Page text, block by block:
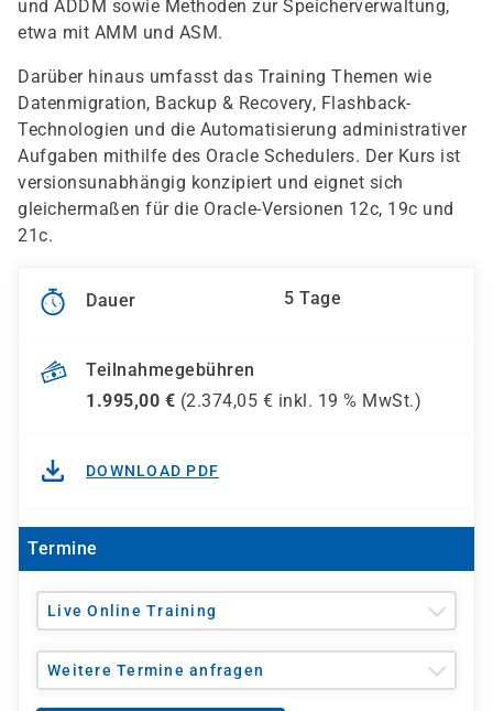
und ADDM sowie Methoden zur Speicherverwaltung,
etwa mit AMM und ASM.
Darüber hinaus umfasst das Training Themen wie
Datenmigration, Backup & Recovery, Flashback-
Technologien und die Automatisierung administrativer
Aufgaben mithilfe des Oracle Schedulers. Der Kurs ist
versionsunabhängig konzipiert und eignet sich
gleichermaßen für die Oracle-Versionen 12c, 19c und
21c.
Dauer 5 Tage
Teilnahmegebühren
1.995,00 € (2.374,05 € inkl. 19 % MwSt.)
DOWNLOAD PDF
Termine
Live Online Training
Weitere Termine anfragen